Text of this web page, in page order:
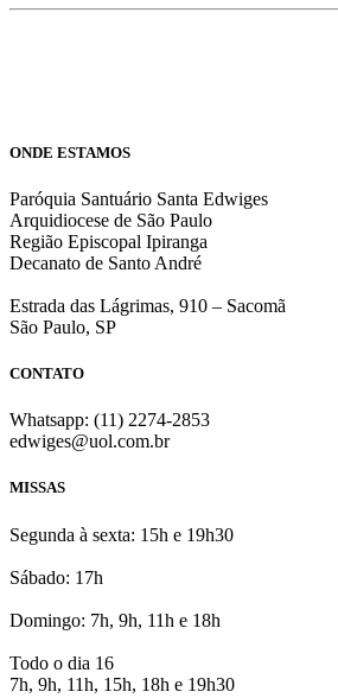
ONDE ESTAMOS
Paróquia Santuário Santa Edwiges
Arquidiocese de São Paulo
Região Episcopal Ipiranga
Decanato de Santo André
Estrada das Lágrimas, 910 – Sacomã
São Paulo, SP
CONTATO
Whatsapp: (11) 2274-2853
edwiges@uol.com.br
MISSAS
Segunda à sexta: 15h e 19h30
Sábado: 17h
Domingo: 7h, 9h, 11h e 18h
Todo o dia 16
7h, 9h, 11h, 15h, 18h e 19h30